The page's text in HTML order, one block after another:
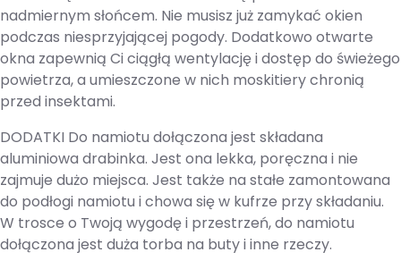
nadmiernym słońcem. Nie musisz już zamykać okien
podczas niesprzyjającej pogody. Dodatkowo otwarte
okna zapewnią Ci ciągłą wentylację i dostęp do świeżego
powietrza, a umieszczone w nich moskitiery chronią
przed insektami.
DODATKI Do namiotu dołączona jest składana
aluminiowa drabinka. Jest ona lekka, poręczna i nie
zajmuje dużo miejsca. Jest także na stałe zamontowana
do podłogi namiotu i chowa się w kufrze przy składaniu.
W trosce o Twoją wygodę i przestrzeń, do namiotu
dołączona jest duża torba na buty i inne rzeczy.